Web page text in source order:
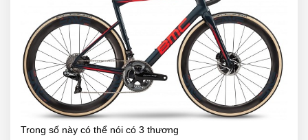
Trong số này có thể nói có 3 thương